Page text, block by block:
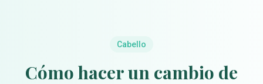
Cabello
Cómo hacer un cambio de